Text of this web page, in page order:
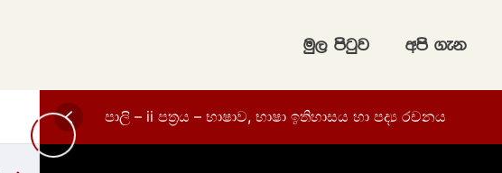
uq, msgqj wms .ek
පාලි – ii පත්‍රය – භාෂාව, භාෂා ඉතිහාසය හා පද්‍ය රචනය